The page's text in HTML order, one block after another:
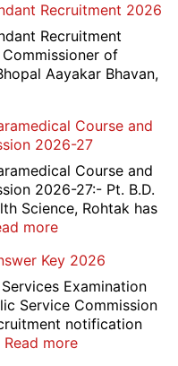
HTET
Exam
Result,
Final
Disqualified
Candidate
List
2026
Recruitment 2026
Recruitment
of
Aayakar Bhavan,
Course and
2026-27
Course and
2026-27:- Pt. B.D.
Science, Rohtak has
more:
Rohtak
Nursing,
Paramedical
Course
and
Key 2026
Examination
Service Commission
notification
Read more: